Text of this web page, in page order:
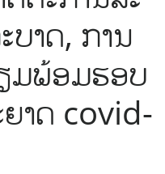
າດ, ການ
ມພ້ອມຮອບ
າດ covid-